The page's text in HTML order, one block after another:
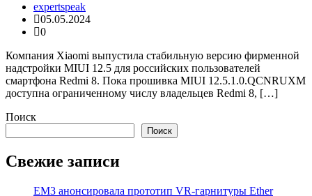
expertspeak
05.05.2024
0
Компания Xiaomi выпустила стабильную версию фирменной
надстройки MIUI 12.5 для российских пользователей
смартфона Redmi 8. Пока прошивка MIUI 12.5.1.0.QCNRUXM
доступна ограниченному числу владельцев Redmi 8, […]
Поиск
Поиск
Свежие записи
EM3 анонсировала прототип VR-гарнитуры Ether